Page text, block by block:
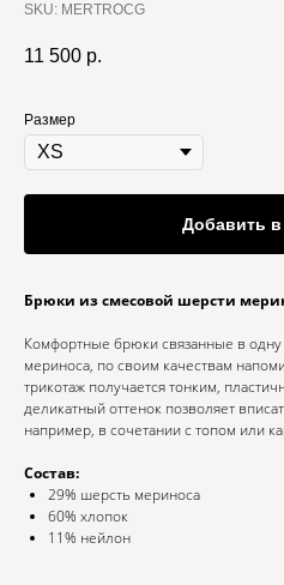
SKU: MERTROCG
11 500 р.
Размер
Добавить в
Брюки из смесовой шерсти
Комфортные брюки связанные в одну
мериноса, по своим качествам
трикотаж получается тонким,
деликатный оттенок позволяет
например, в сочетании с топом или
Состав:
29% шерсть мериноса
60% хлопок
11% нейлон